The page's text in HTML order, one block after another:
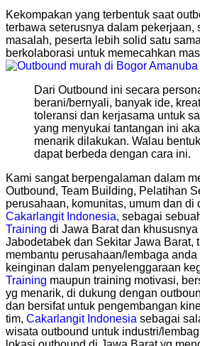
Kekompakan yang terbentuk saat
terbawa seterusnya dalam pekerjaan,
masalah, peserta lebih solid satu
berkolaborasi untuk memecahkan
Dari Outbound ini secara
berani/bernyali, banyak ide,
toleransi dan kerjasama untuk
yang menyukai tantangan ini
menarik dilakukan. Walau
dapat berbeda dengan cara ini.
Kami sangat berpengalaman dalam
Outbound, Team Building, Pelatihan
perusahaan, komunitas, umum dan di
Cakarlangit Indonesia, sebagai
Training di Jawa Barat dan
Jabodetabek dan Sekitar Jawa Barat,
membantu perusahaan/lembaga
keinginan dalam penyelenggaraan
Training maupun training motivasi,
yg menarik, di dukung dengan
dan bersifat untuk pengembangan
tim, Cakarlangit Indonesia sebagai
wisata outbound untuk industri/